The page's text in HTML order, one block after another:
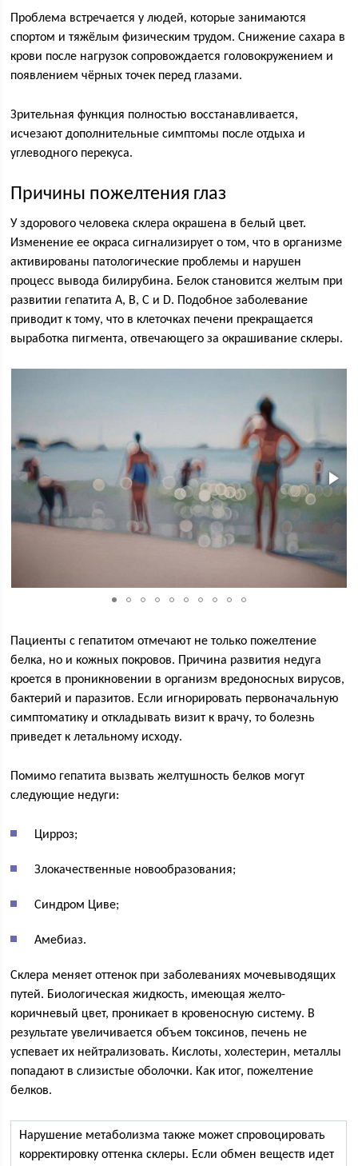
Проблема встречается у людей, которые занимаются
спортом и тяжёлым физическим трудом. Снижение сахара в
крови после нагрузок сопровождается головокружением и
появлением чёрных точек перед глазами.
Зрительная функция полностью восстанавливается,
исчезают дополнительные симптомы после отдыха и
углеводного перекуса.
Причины пожелтения глаз
У здорового человека склера окрашена в белый цвет.
Изменение ее окраса сигнализирует о том, что в организме
активированы патологические проблемы и нарушен
процесс вывода билирубина. Белок становится желтым при
развитии гепатита А, В, С и D. Подобное заболевание
приводит к тому, что в клеточках печени прекращается
выработка пигмента, отвечающего за окрашивание склеры.
Пациенты с гепатитом отмечают не только пожелтение
белка, но и кожных покровов. Причина развития недуга
кроется в проникновении в организм вредоносных вирусов,
бактерий и паразитов. Если игнорировать первоначальную
симптоматику и откладывать визит к врачу, то болезнь
приведет к летальному исходу.
Помимо гепатита вызвать желтушность белков могут
следующие недуги:
Цирроз;
Злокачественные новообразования;
Синдром Циве;
Амебиаз.
Склера меняет оттенок при заболеваниях мочевыводящих
путей. Биологическая жидкость, имеющая желто-
коричневый цвет, проникает в кровеносную систему. В
результате увеличивается объем токсинов, печень не
успевает их нейтрализовать. Кислоты, холестерин, металлы
попадают в слизистые оболочки. Как итог, пожелтение
белков.
Нарушение метаболизма также может спровоцировать
корректировку оттенка склеры. Если обмен веществ идет